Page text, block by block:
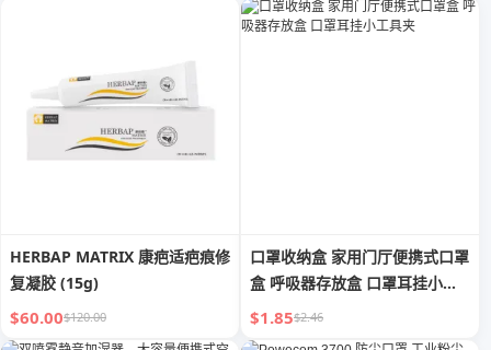
呼吸,护理,健康, wholesale 呼吸护理, XOOBAY
HERBAP MATRIX 康疤适疤痕修
复凝胶 (15g)
$60.00$120.00
口罩收纳盒 家用门厅便携式口罩
盒 呼吸器存放盒 口罩耳挂小工
具夹
$1.85$2.46